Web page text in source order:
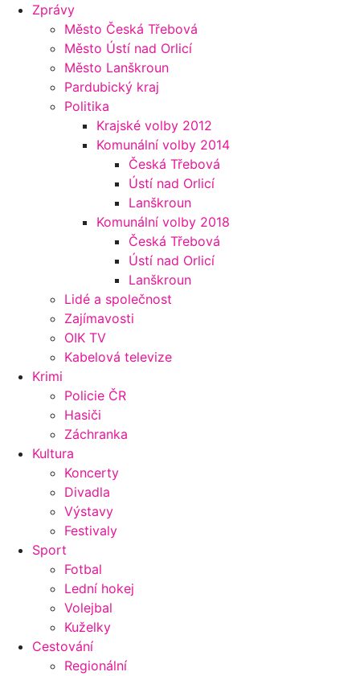
Zprávy
Město Česká Třebová
Město Ústí nad Orlicí
Město Lanškroun
Pardubický kraj
Politika
Krajské volby 2012
Komunální volby 2014
Česká Třebová
Ústí nad Orlicí
Lanškroun
Komunální volby 2018
Česká Třebová
Ústí nad Orlicí
Lanškroun
Lidé a společnost
Zajímavosti
OIK TV
Kabelová televize
Krimi
Policie ČR
Hasiči
Záchranka
Kultura
Koncerty
Divadla
Výstavy
Festivaly
Sport
Fotbal
Lední hokej
Volejbal
Kuželky
Cestování
Regionální